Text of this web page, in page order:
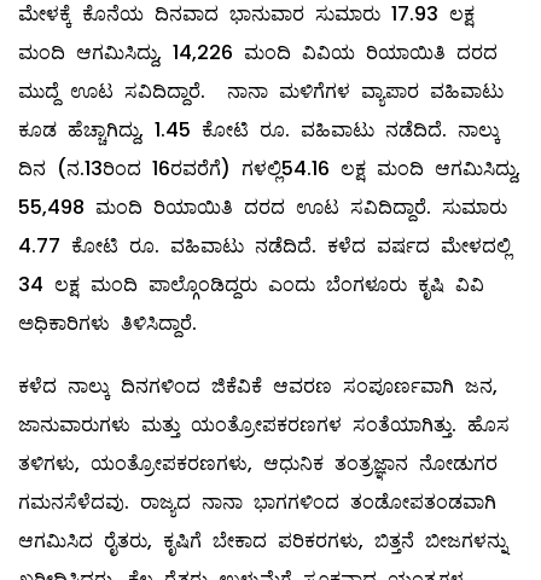
ಮೇಳಕ್ಕೆ ಕೊನೆಯ ದಿನವಾದ ಭಾನುವಾರ ಸುಮಾರು 17.93 ಲಕ್ಷ
ಮಂದಿ ಆಗಮಿಸಿದ್ದು, 14,226 ಮಂದಿ ವಿವಿಯ ರಿಯಾಯಿತಿ ದರದ
ಮುದ್ದೆ ಊಟ ಸವಿದಿದ್ದಾರೆ. ನಾನಾ ಮಳಿಗೆಗಳ ವ್ಯಾಪಾರ ವಹಿವಾಟು
ಕೂಡ ಹೆಚ್ಚಾಗಿದ್ದು, 1.45 ಕೋಟಿ ರೂ. ವಹಿವಾಟು ನಡೆದಿದೆ. ನಾಲ್ಕು
ದಿನ (ನ.13ರಿಂದ 16ರವರೆಗೆ) ಗಳಲ್ಲಿ54.16 ಲಕ್ಷ ಮಂದಿ ಆಗಮಿಸಿದ್ದು,
55,498 ಮಂದಿ ರಿಯಾಯಿತಿ ದರದ ಊಟ ಸವಿದಿದ್ದಾರೆ. ಸುಮಾರು
4.77 ಕೋಟಿ ರೂ. ವಹಿವಾಟು ನಡೆದಿದೆ. ಕಳೆದ ವರ್ಷದ ಮೇಳದಲ್ಲಿ
34 ಲಕ್ಷ ಮಂದಿ ಪಾಲ್ಗೊಂಡಿದ್ದರು ಎಂದು ಬೆಂಗಳೂರು ಕೃಷಿ ವಿವಿ
ಅಧಿಕಾರಿಗಳು ತಿಳಿಸಿದ್ದಾರೆ.
ಕಳೆದ ನಾಲ್ಕು ದಿನಗಳಿಂದ ಜಿಕೆವಿಕೆ ಆವರಣ ಸಂಪೂರ್ಣವಾಗಿ ಜನ,
ಜಾನುವಾರುಗಳು ಮತ್ತು ಯಂತ್ರೋಪಕರಣಗಳ ಸಂತೆಯಾಗಿತ್ತು. ಹೊಸ
ತಳಿಗಳು, ಯಂತ್ರೋಪಕರಣಗಳು, ಆಧುನಿಕ ತಂತ್ರಜ್ಞಾನ ನೋಡುಗರ
ಗಮನಸೆಳೆದವು. ರಾಜ್ಯದ ನಾನಾ ಭಾಗಗಳಿಂದ ತಂಡೋಪತಂಡವಾಗಿ
ಆಗಮಿಸಿದ ರೈತರು, ಕೃಷಿಗೆ ಬೇಕಾದ ಪರಿಕರಗಳು, ಬಿತ್ತನೆ ಬೀಜಗಳನ್ನು